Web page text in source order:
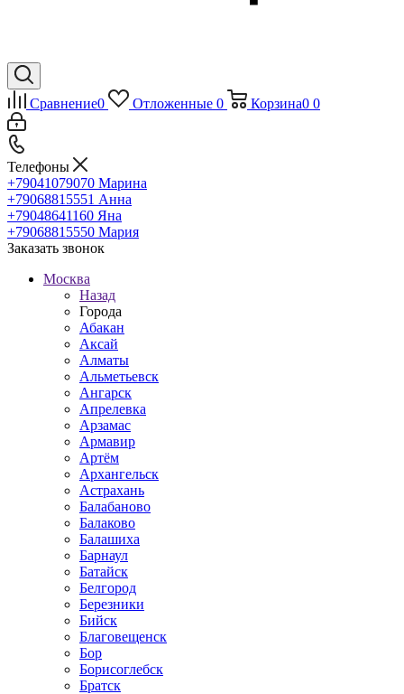
Сравнение0 Отложенные 0 Корзина0 0
Телефоны
+79041079070 Марина
+79068815551 Анна
+79048641160 Яна
+79068815550 Мария
Заказать звонок
Москва
Назад
Города
Абакан
Аксай
Алматы
Альметьевск
Ангарск
Апрелевка
Арзамас
Армавир
Артём
Архангельск
Астрахань
Балабаново
Балаково
Балашиха
Барнаул
Батайск
Белгород
Березники
Бийск
Благовещенск
Бор
Борисоглебск
Братск